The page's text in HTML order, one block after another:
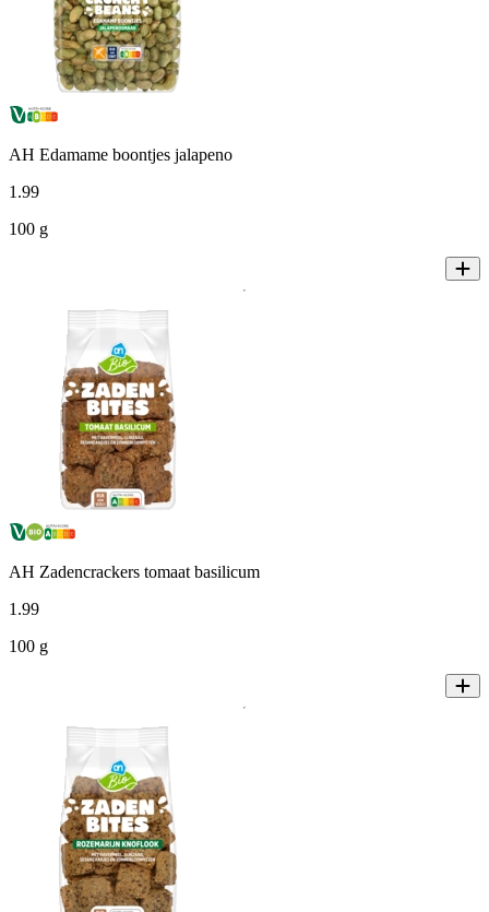
AH Edamame boontjes jalapeno
1 .99
100 g
AH Zadencrackers tomaat basilicum
1 .99
100 g